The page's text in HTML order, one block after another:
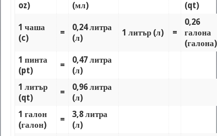
oz)
(мл)
(qt)
1 чаша
(c)
=
0,24 литра
(л)
1 литър (л) =
0,26
галона
(галона)
1 пинта
(pt)
=
0,47 литра
(л)
1 литър
(qt)
=
0,96 литра
(л)
1 галон
(галон)
=
3,8 литра
(л)